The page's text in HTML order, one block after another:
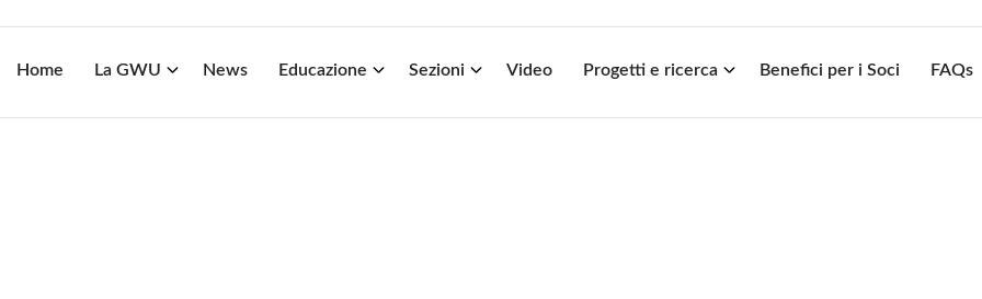
Home La GWU News Educazione Sezioni Video Progetti e ricerca Benefici per i Soci FAQs